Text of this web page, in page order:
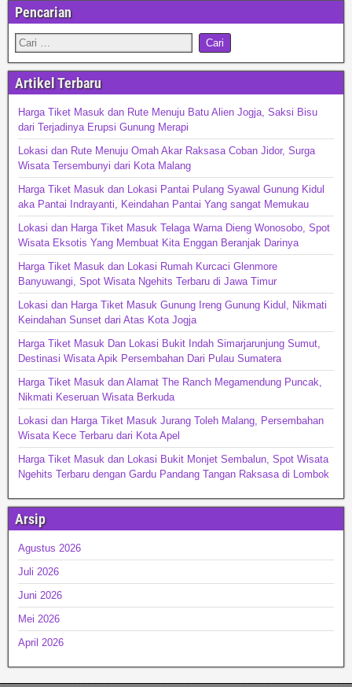
Pencarian
Artikel Terbaru
Harga Tiket Masuk dan Rute Menuju Batu Alien Jogja, Saksi Bisu
dari Terjadinya Erupsi Gunung Merapi
Lokasi dan Rute Menuju Omah Akar Raksasa Coban Jidor, Surga
Wisata Tersembunyi dari Kota Malang
Harga Tiket Masuk dan Lokasi Pantai Pulang Syawal Gunung Kidul
aka Pantai Indrayanti, Keindahan Pantai Yang sangat Memukau
Lokasi dan Harga Tiket Masuk Telaga Warna Dieng Wonosobo, Spot
Wisata Eksotis Yang Membuat Kita Enggan Beranjak Darinya
Harga Tiket Masuk dan Lokasi Rumah Kurcaci Glenmore
Banyuwangi, Spot Wisata Ngehits Terbaru di Jawa Timur
Lokasi dan Harga Tiket Masuk Gunung Ireng Gunung Kidul, Nikmati
Keindahan Sunset dari Atas Kota Jogja
Harga Tiket Masuk Dan Lokasi Bukit Indah Simarjarunjung Sumut,
Destinasi Wisata Apik Persembahan Dari Pulau Sumatera
Harga Tiket Masuk dan Alamat The Ranch Megamendung Puncak,
Nikmati Keseruan Wisata Berkuda
Lokasi dan Harga Tiket Masuk Jurang Toleh Malang, Persembahan
Wisata Kece Terbaru dari Kota Apel
Harga Tiket Masuk dan Lokasi Bukit Monjet Sembalun, Spot Wisata
Ngehits Terbaru dengan Gardu Pandang Tangan Raksasa di Lombok
Arsip
Agustus 2026
Juli 2026
Juni 2026
Mei 2026
April 2026